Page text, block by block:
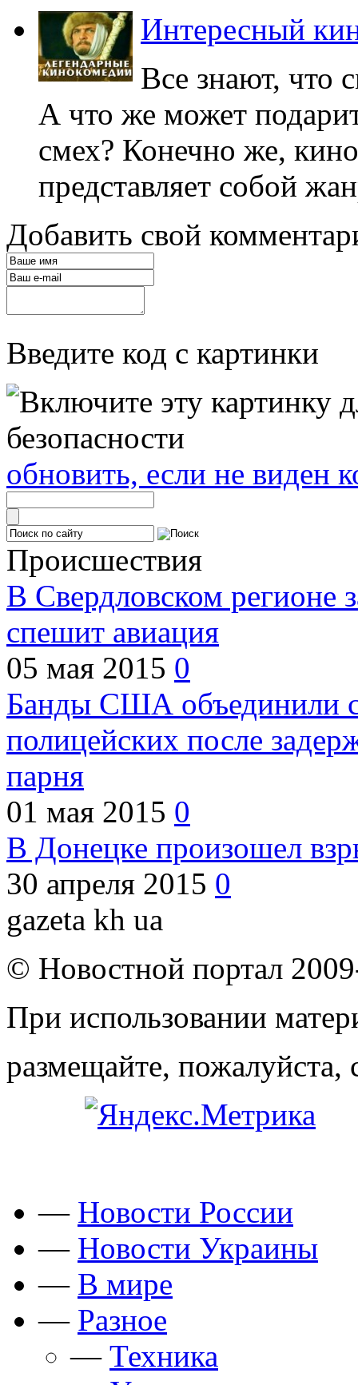
Интересный
Все знают, что
А что же может
смех? Конечно же,
представляет собой
Добавить свой
Введите код с картинки
обновить, если не виден
Происшествия
В Свердловском регионе
спешит авиация
05 мая 2015 0
Банды США объединили
полицейских после
парня
01 мая 2015 0
В Донецке произошел
30 апреля 2015 0
gazeta kh ua
© Новостной портал
При использовании
размещайте, пожалуйста,
— Новости России
— Новости Украины
— В мире
— Разное
— Техника